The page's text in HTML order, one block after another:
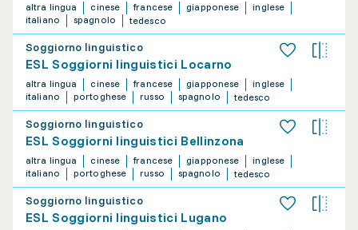
altra lingua cinese francese giapponese
inglese
italiano
spagnolo tedesco
Soggiorno linguistico
ESL Soggiorni linguistici Locarno
altra lingua cinese francese giapponese
inglese
italiano
portoghese russo spagnolo tedesco
Soggiorno linguistico
ESL Soggiorni linguistici Bellinzona
altra lingua cinese francese giapponese
inglese
italiano
portoghese russo spagnolo tedesco
Soggiorno linguistico
ESL Soggiorni linguistici Lugano